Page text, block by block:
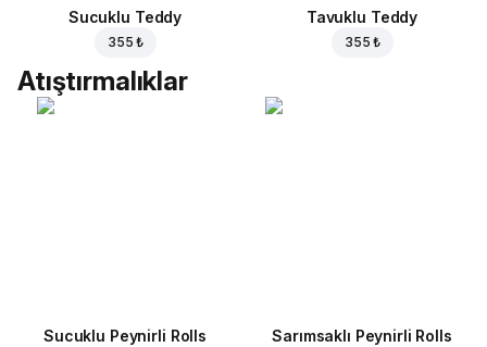
Sucuklu Teddy
355 ₺
Tavuklu Teddy
355 ₺
Atıştırmalıklar
Sucuklu Peynirli Rolls Sarımsaklı Peynirli Rolls